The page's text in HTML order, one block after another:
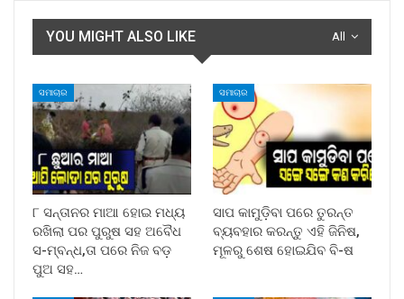
All
YOU MIGHT ALSO LIKE
ସମାଚାର
୮ ସନ୍ତାନର ମାଆ ହୋଇ ମଧ୍ୟ
ରଖିଲା ପର ପୁରୁଷ ସହ ଅବୈଧ
ସ-ମ୍ବନ୍ଧ,ତା ପରେ ନିଜ ବଡ଼
ପୁଅ ସହ…
ସମାଚାର
ସାପ କାମୁଡ଼ିବା ପରେ ତୁରନ୍ତ
ବ୍ୟବହାର କରନ୍ତୁ ଏହି ଜିନିଷ,
ମୂଳରୁ ଶେଷ ହୋଇଯିବ ବି-ଷ